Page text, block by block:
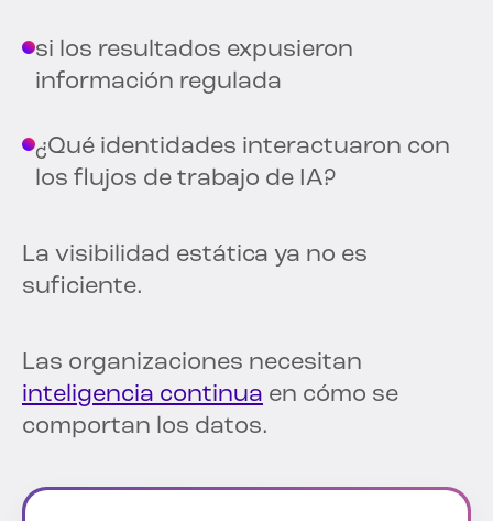
si los resultados expusieron
información regulada
¿Qué identidades interactuaron con
los flujos de trabajo de IA?
La visibilidad estática ya no es
suficiente.
Las organizaciones necesitan
inteligencia continua en cómo se
comportan los datos.